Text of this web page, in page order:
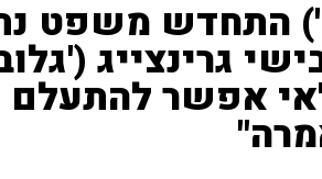
התחדש משפט
• אבישי גרינצייג
אפשר